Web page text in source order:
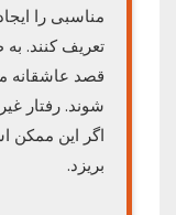
مناسبی را
تعریف کنند.
قصد عاشقانه
شوند. رفتار
اگر این ممکن
بریزد.